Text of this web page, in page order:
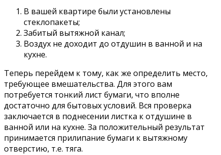
В вашей квартире были установлены
стеклопакеты;
Забитый вытяжной канал;
Воздух не доходит до отдушин в ванной и на
кухне.
Теперь перейдем к тому, как же определить место,
требующее вмешательства. Для этого вам
потребуется тонкий лист бумаги, что вполне
достаточно для бытовых условий. Вся проверка
заключается в поднесении листка к отдушине в
ванной или на кухне. За положительный результат
принимается прилипание бумаги к вытяжному
отверстию, т.е. тяга.